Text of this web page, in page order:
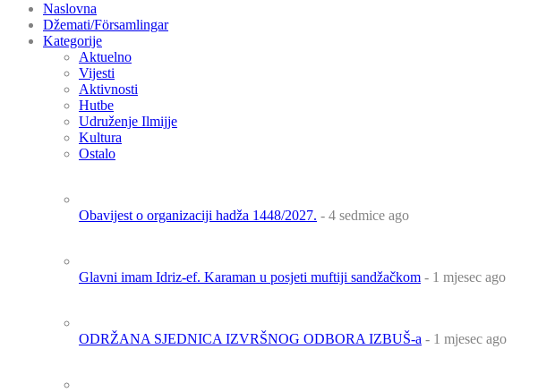
Naslovna
Džemati/Församlingar
Kategorije
Aktuelno
Vijesti
Aktivnosti
Hutbe
Udruženje Ilmijje
Kultura
Ostalo
Obavijest o organizaciji hadža 1448/2027. - 4 sedmice ago
Glavni imam Idriz-ef. Karaman u posjeti muftiji sandžačkom - 1 mjesec ago
ODRŽANA SJEDNICA IZVRŠNOG ODBORA IZBUŠ-a - 1 mjesec ago